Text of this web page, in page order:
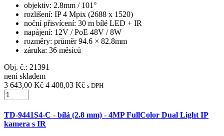
objektiv: 2.8mm / 101°
rozlišení: IP 4 Mpix (2688 x 1520)
noční přisvícení: 30 m bílé LED + IR
napájení: 12V / PoE 48V / 8W
rozměry: průměr 94.6 × 82.8mm
záruka: 36 měsíců
Obj. č.: 21391
není skladem
3 643,00 Kč 4 408,03 Kč s DPH
TD-9441S4-C - bílá (2.8 mm) - 4MP FullColor Dual Light IP
kamera s IR